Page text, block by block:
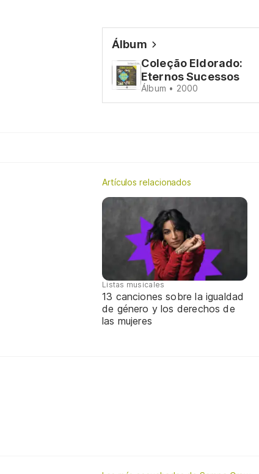
Álbum
Coleção Eldorado:
Eternos Sucessos
Álbum • 2000
Artículos relacionados
Listas musicales
13 canciones sobre la igualdad
de género y los derechos de
las mujeres